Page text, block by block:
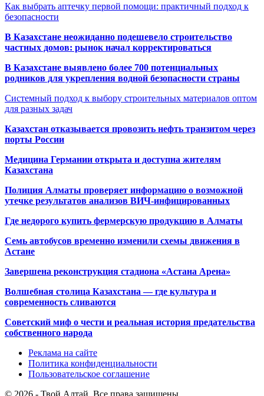
Как выбрать аптечку первой помощи: практичный подход к
безопасности
В Казахстане неожиданно подешевело строительство
частных домов: рынок начал корректироваться
В Казахстане выявлено более 700 потенциальных
родников для укрепления водной безопасности страны
Системный подход к выбору строительных материалов оптом
для разных задач
Казахстан отказывается провозить нефть транзитом через
порты России
Медицина Германии открыта и доступна жителям
Казахстана
Полиция Алматы проверяет информацию о возможной
утечке результатов анализов ВИЧ-инфицированных
Где недорого купить фермерскую продукцию в Алматы
Семь автобусов временно изменили схемы движения в
Астане
Завершена реконструкция стадиона «Астана Арена»
Волшебная столица Казахстана — где культура и
современность сливаются
Советский миф о чести и реальная история предательства
собственного народа
Реклама на сайте
Политика конфиденциальности
Пользовательское соглашение
© 2026 - Твой Алтай. Все права защищены.